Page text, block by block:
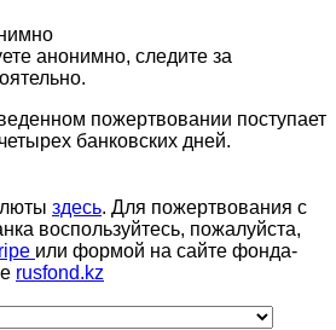
анонимно, следите за
пожертвовании поступает
банковских дней.
здесь. Для пожертвования с
воспользуйтесь, пожалуйста,
или формой на сайте фонда-
rusfond.kz